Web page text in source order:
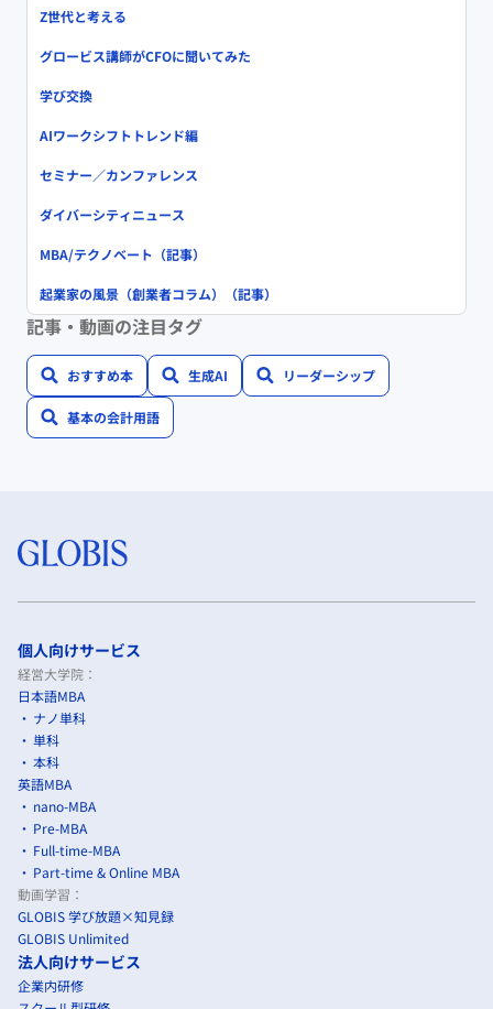
Z世代と考える
グロービス講師がCFOに聞いてみた
学び交換
AIワークシフトトレンド編
セミナー／カンファレンス
ダイバーシティニュース
MBA/テクノベート（記事）
起業家の風景（創業者コラム）（記事）
記事・動画の注目タグ
おすすめ本 生成AI リーダーシップ
基本の会計用語
個人向けサービス
経営大学院：
日本語MBA
ナノ単科
単科
本科
英語MBA
nano-MBA
Pre-MBA
Full-time-MBA
Part-time & Online MBA
動画学習：
GLOBIS 学び放題×知見録
GLOBIS Unlimited
法人向けサービス
企業内研修